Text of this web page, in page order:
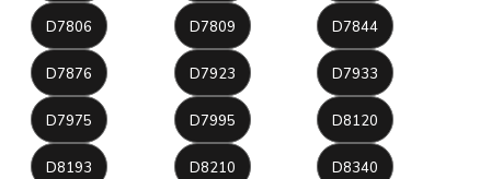
D7806 D7809 D7844
D7876 D7923 D7933
D7975 D7995 D8120
D8193 D8210 D8340